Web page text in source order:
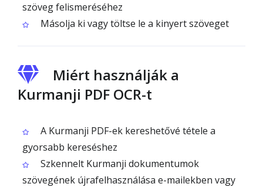
szöveg felismeréséhez
Másolja ki vagy töltse le a kinyert szöveget
Miért használják a
Kurmanji PDF OCR-t
A Kurmanji PDF-ek kereshetővé tétele a
gyorsabb kereséshez
Szkennelt Kurmanji dokumentumok
szövegének újrafelhasználása e-mailekben vagy